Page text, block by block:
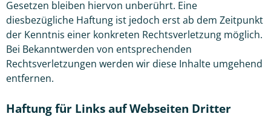
Gesetzen bleiben hiervon unberührt. Eine
diesbezügliche Haftung ist jedoch erst ab dem Zeitpunkt
der Kenntnis einer konkreten Rechtsverletzung möglich.
Bei Bekanntwerden von entsprechenden
Rechtsverletzungen werden wir diese Inhalte umgehend
entfernen.
Haftung für Links auf Webseiten Dritter